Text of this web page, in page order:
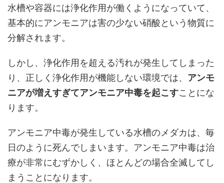
水槽や容器には浄化作用が働くようになっていて、
基本的にアンモニアは害の少ない硝酸という物質に
分解されます。
しかし、浄化作用を超える汚れが発生してしまった
り、正しく浄化作用が機能しない環境では、 アンモ
ニアが増えすぎてアンモニア中毒を起こすことにな
ります。
アンモニア中毒が発生している水槽のメダカは、毎
日のように死んでしまいます。アンモニア中毒は治
療が非常にむずかしく、ほとんどの場合全滅してし
まうことになります。